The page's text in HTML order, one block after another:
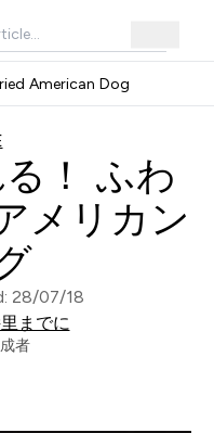
American Dog
！ ふわ
メリカン
28/07/18
までに
者